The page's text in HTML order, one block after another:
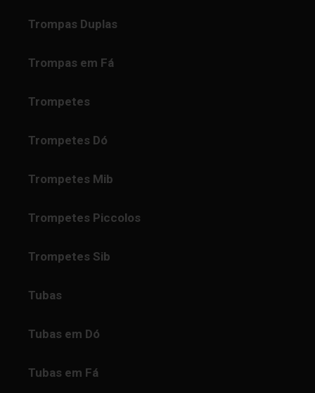
Trompas Duplas
Trompas em Fá
Trompetes
Trompetes Dó
Trompetes Mib
Trompetes Piccolos
Trompetes Sib
Tubas
Tubas em Dó
Tubas em Fá